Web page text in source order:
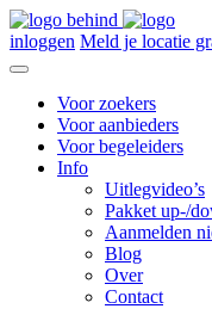
inloggen Meld je locatie
Voor zoekers
Voor aanbieders
Voor begeleiders
Info
Uitlegvideo’s
Pakket up-/
Aanmelden
Blog
Over
Contact